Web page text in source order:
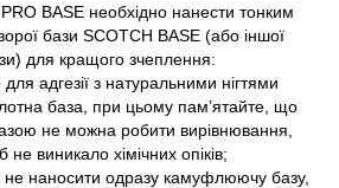
BASE необхідно нанести тонким
бази SCOTCH BASE (або іншої
для кращого зчеплення:
адгезії з натуральними нігтями
база, при цьому пам’ятайте, що
не можна робити вирівнювання,
виникало хімічних опіків;
наносити одразу камуфлюючу базу,